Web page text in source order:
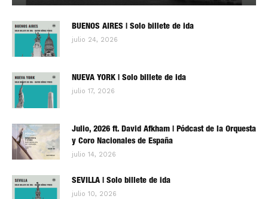
BUENOS AIRES | Solo billete de ida
julio 24, 2026
NUEVA YORK | Solo billete de ida
julio 17, 2026
Julio, 2026 ft. David Afkham | Pódcast de la Orquesta
y Coro Nacionales de España
julio 14, 2026
SEVILLA | Solo billete de ida
julio 10, 2026